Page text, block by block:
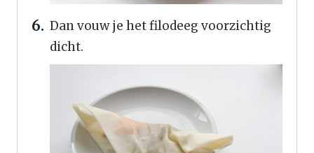
Dan vouw je het filodeeg voorzichtig
dicht.